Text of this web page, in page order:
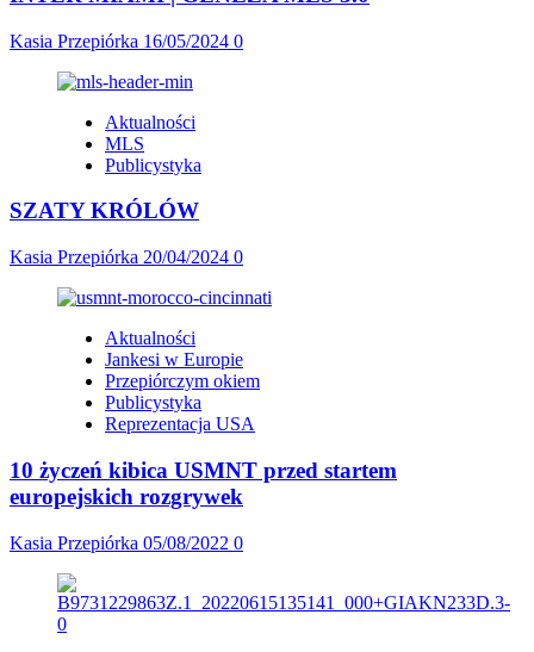
Kasia Przepiórka 16/05/2024 0
Aktualności
MLS
Publicystyka
SZATY KRÓLÓW
Kasia Przepiórka 20/04/2024 0
Aktualności
Jankesi w Europie
Przepiórczym okiem
Publicystyka
Reprezentacja USA
10 życzeń kibica USMNT przed startem
europejskich rozgrywek
Kasia Przepiórka 05/08/2022 0